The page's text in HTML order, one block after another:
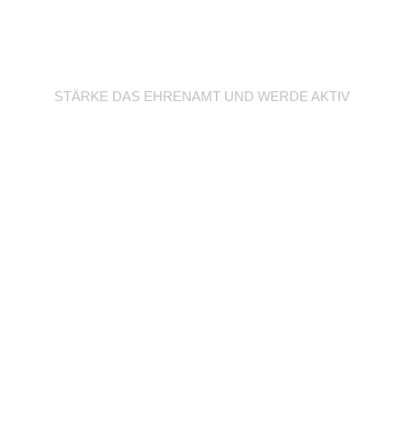
STÄRKE DAS EHRENAMT UND WERDE AKTIV